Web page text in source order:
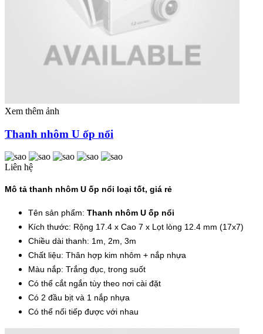
Xem thêm ảnh
Thanh nhôm U ốp nổi
Liên hệ
Mô tả thanh nhôm U ốp nổi loại tốt, giá rẻ
Tên sản phẩm: Thanh nhôm U ốp nổi
Kích thước: Rộng 17.4 x Cao 7 x Lọt lòng 12.4 mm (17x7)
Chiều dài thanh: 1m, 2m, 3m
Chất liệu: Thân hợp kim nhôm + nắp nhựa
Màu nắp: Trắng đục, trong suốt
Có thể cắt ngắn tùy theo nơi cài đặt
Có 2 đầu bịt và 1 nắp nhựa
Có thể nối tiếp được với nhau